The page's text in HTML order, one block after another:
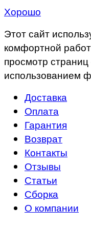
Хорошо
Этот сайт
комфортной
просмотр
использованием
Доставка
Оплата
Гарантия
Возврат
Контакты
Отзывы
Статьи
Сборка
О компании